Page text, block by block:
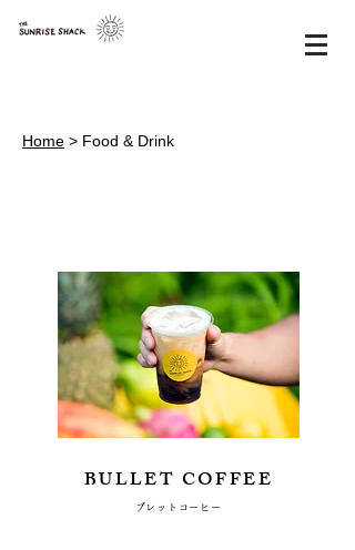
Home > Food & Drink
BULLET COFFEE
​ブレットコーヒー